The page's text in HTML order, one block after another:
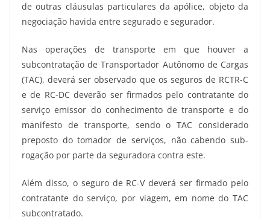
de outras cláusulas particulares da apólice, objeto da
negociação havida entre segurado e segurador.
Nas operações de transporte em que houver a
subcontratação de Transportador Autônomo de Cargas
(TAC), deverá ser observado que os seguros de RCTR-C
e de RC-DC deverão ser firmados pelo contratante do
serviço emissor do conhecimento de transporte e do
manifesto de transporte, sendo o TAC considerado
preposto do tomador de serviços, não cabendo sub-
rogação por parte da seguradora contra este.
Além disso, o seguro de RC-V deverá ser firmado pelo
contratante do serviço, por viagem, em nome do TAC
subcontratado.